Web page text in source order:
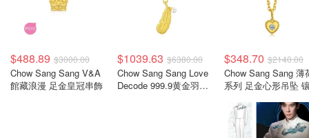
$488.89 $3000.00
Chow Sang Sang V&A
館藏浪漫 足金皇冠串飾
$1039.63 $6380.00
Chow Sang Sang Love
Decode 999.9黄金羽毛
$348.70 $2140.00
Chow Sang Sang 薄
系列 足金心形吊坠